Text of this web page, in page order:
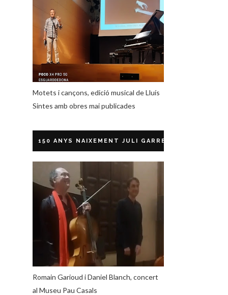
Motets i cançons, edició musical de Lluís
Sintes amb obres mai publicades
150 ANYS NAIXEMENT JULI GARRETA
Romain Garioud i Daniel Blanch, concert
al Museu Pau Casals